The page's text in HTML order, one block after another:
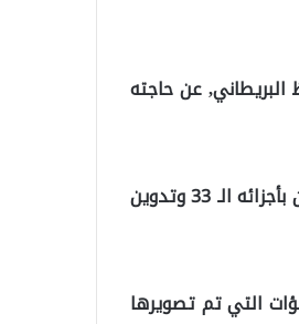
عن حاجته
الوظيفة تتمثل بالجلوس ومتابعة الفلم الكرتوني الأمريكي الشهير عائلة سيمبسون بأجزائه الـ 33 وتدوين
التي تم تصويرها